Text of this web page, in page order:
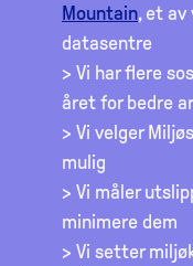
Mountain, et av
datasentre
> Vi har flere
året for bedre
> Vi velger
mulig
> Vi måler
minimere dem
> Vi setter